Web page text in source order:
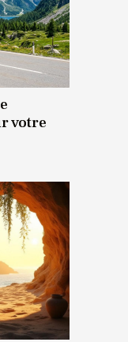
votre